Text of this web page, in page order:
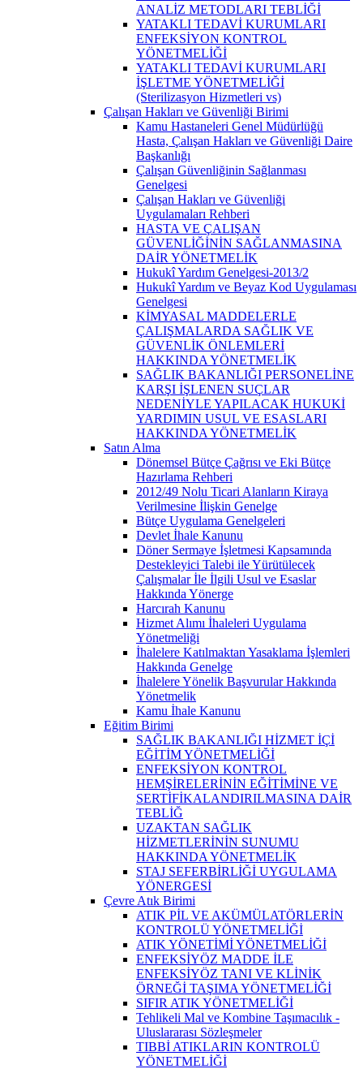
ANALİZ METODLARI TEBLİĞİ
YATAKLI TEDAVİ KURUMLARI
ENFEKSİYON KONTROL
YÖNETMELİĞİ
YATAKLI TEDAVİ KURUMLARI
İŞLETME YÖNETMELİĞİ
(Sterilizasyon Hizmetleri vs)
Çalışan Hakları ve Güvenliği Birimi
Kamu Hastaneleri Genel Müdürlüğü
Hasta, Çalışan Hakları ve Güvenliği Daire
Başkanlığı
Çalışan Güvenliğinin Sağlanması
Genelgesi
Çalışan Hakları ve Güvenliği
Uygulamaları Rehberi
HASTA VE ÇALIŞAN
GÜVENLİĞİNİN SAĞLANMASINA
DAİR YÖNETMELİK
Hukukî Yardım Genelgesi-2013/2
Hukukî Yardım ve Beyaz Kod Uygulaması
Genelgesi
KİMYASAL MADDELERLE
ÇALIŞMALARDA SAĞLIK VE
GÜVENLİK ÖNLEMLERİ
HAKKINDA YÖNETMELİK
SAĞLIK BAKANLIĞI PERSONELİNE
KARŞI İŞLENEN SUÇLAR
NEDENİYLE YAPILACAK HUKUKİ
YARDIMIN USUL VE ESASLARI
HAKKINDA YÖNETMELİK
Satın Alma
Dönemsel Bütçe Çağrısı ve Eki Bütçe
Hazırlama Rehberi
2012/49 Nolu Ticari Alanların Kiraya
Verilmesine İlişkin Genelge
Bütçe Uygulama Genelgeleri
Devlet İhale Kanunu
Döner Sermaye İşletmesi Kapsamında
Destekleyici Talebi ile Yürütülecek
Çalışmalar İle İlgili Usul ve Esaslar
Hakkında Yönerge
Harcırah Kanunu
Hizmet Alımı İhaleleri Uygulama
Yönetmeliği
İhalelere Katılmaktan Yasaklama İşlemleri
Hakkında Genelge
İhalelere Yönelik Başvurular Hakkında
Yönetmelik
Kamu İhale Kanunu
Eğitim Birimi
SAĞLIK BAKANLIĞI HİZMET İÇİ
EĞİTİM YÖNETMELİĞİ
ENFEKSİYON KONTROL
HEMŞİRELERİNİN EĞİTİMİNE VE
SERTİFİKALANDIRILMASINA DAİR
TEBLİĞ
UZAKTAN SAĞLIK
HİZMETLERİNİN SUNUMU
HAKKINDA YÖNETMELİK
STAJ SEFERBİRLİĞİ UYGULAMA
YÖNERGESİ
Çevre Atık Birimi
ATIK PİL VE AKÜMÜLATÖRLERİN
KONTROLÜ YÖNETMELİĞİ
ATIK YÖNETİMİ YÖNETMELİĞİ
ENFEKSİYÖZ MADDE İLE
ENFEKSİYÖZ TANI VE KLİNİK
ÖRNEĞİ TAŞIMA YÖNETMELİĞİ
SIFIR ATIK YÖNETMELİĞİ
Tehlikeli Mal ve Kombine Taşımacılık -
Uluslararası Sözleşmeler
TIBBİ ATIKLARIN KONTROLÜ
YÖNETMELİĞİ